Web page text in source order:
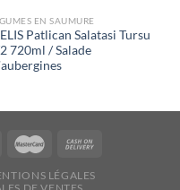
EN SAUMURE
Patlican Salatasi Tursu
720ml / Salade
LÉGALES